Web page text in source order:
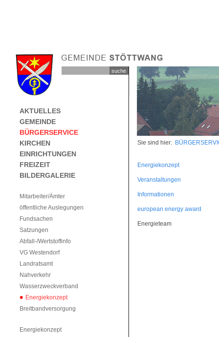
AKTUELLES
GEMEINDE
BÜRGERSERVICE
KIRCHEN
EINRICHTUNGEN
FREIZEIT
BILDERGALERIE
Mitarbeiter/Ämter
öffentliche Auslegungen
Fundsachen
Satzungen
Abfall-/Wertstoffinfo
VG Westendorf
Landratsamt
Nahverkehr
Wasserzweckverband
Energiekonzept
Breitbandversorgung
Energiekonzept
Sie sind hier:
Energiekonzept
Veranstaltungen
Informationen
european energy award
Energieteam